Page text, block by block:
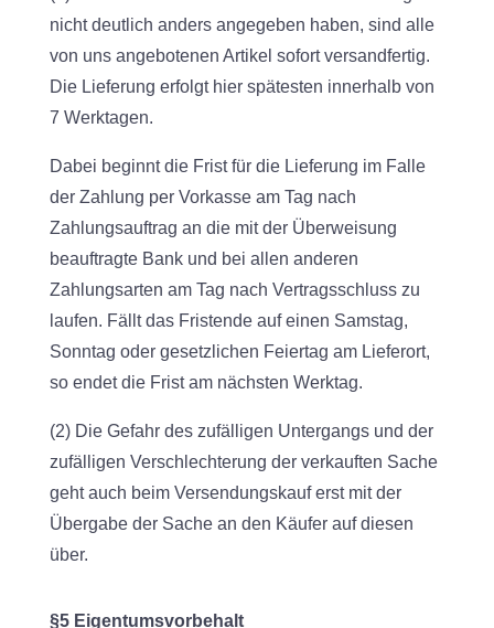
nicht deutlich anders angegeben haben, sind alle
von uns angebotenen Artikel sofort versandfertig.
Die Lieferung erfolgt hier spätesten innerhalb von
7 Werktagen.
Dabei beginnt die Frist für die Lieferung im Falle
der Zahlung per Vorkasse am Tag nach
Zahlungsauftrag an die mit der Überweisung
beauftragte Bank und bei allen anderen
Zahlungsarten am Tag nach Vertragsschluss zu
laufen. Fällt das Fristende auf einen Samstag,
Sonntag oder gesetzlichen Feiertag am Lieferort,
so endet die Frist am nächsten Werktag.
(2) Die Gefahr des zufälligen Untergangs und der
zufälligen Verschlechterung der verkauften Sache
geht auch beim Versendungskauf erst mit der
Übergabe der Sache an den Käufer auf diesen
über.
§5 Eigentumsvorbehalt